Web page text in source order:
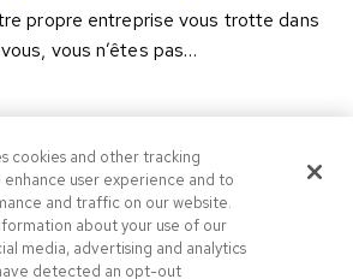
propre entreprise vous trotte dans
vous n’êtes pas…
Objets Publicitaires
Coupons
Conditions d’utilisation
de confidentialité
cookies and other tracking
user experience and to
and traffic on our website.
about your use of our
media, advertising and analytics
detected an opt-out